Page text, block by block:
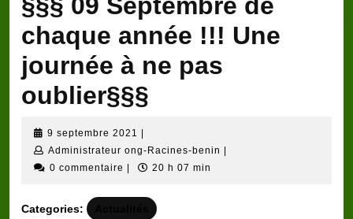
chaque année !!! Une
journée à ne pas
oublier§§§
9 septembre 2021 9
septembre
2021
Administrateur ong-Racines-benin Administrateur
0 commentaire
20 h 07 min
Categories: